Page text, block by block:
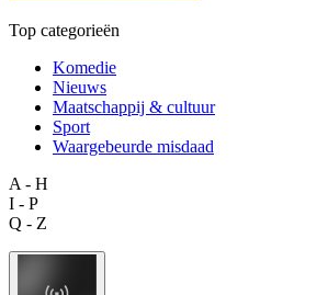
Top categorieën
Komedie
Nieuws
Maatschappij & cultuur
Sport
Waargebeurde misdaad
A - H
I - P
Q - Z